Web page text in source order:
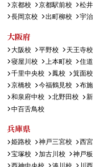
京都校 京都駅前校 松
長岡京校
出町柳校 宇
大阪府
大阪校 平野校 天王寺校
寝屋川校
上本町校 住
千里中央校
鳳校 箕面校
京橋校
今福鶴見校 布
和泉府中校
北野田校
中百舌鳥校
兵庫県
姫路校 神戸三宮校 西
宝塚校
加古川校 神戸